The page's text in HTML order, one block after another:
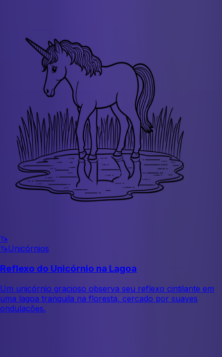
🦄
🦄Unicórnios
Reflexo do Unicórnio na Lagoa
Um unicórnio gracioso observa seu reflexo cintilante em
uma lagoa tranquila na floresta, cercado por suaves
ondulações.